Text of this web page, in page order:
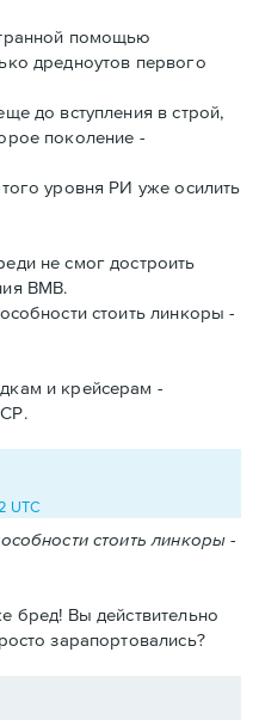
помощью
дредноутов первого
до вступления в строй,
поколение -
уровня РИ уже осилить
не смог достроить
ВМВ.
стоить линкоры -
и крейсерам -
UTC
стоить линкоры -
бред! Вы действительно
зарапортовались?